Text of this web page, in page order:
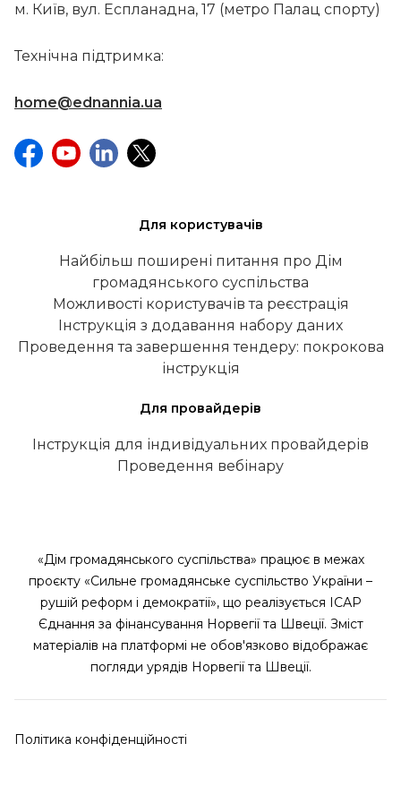
м. Київ, вул. Еспланадна, 17 (метро Палац спорту)
Технічна підтримка:
home@ednannia.ua
Для користувачів
Найбільш поширені питання про Дім
громадянського суспільства
Можливості користувачів та реєстрація
Інструкція з додавання набору даних
Проведення та завершення тендеру: покрокова
інструкція
Для провайдерів
Інструкція для індивідуальних провайдерів
Проведення вебінару
«Дім громадянського суспільства» працює в межах
проєкту «Сильне громадянське суспільство України –
рушій реформ і демократії», що реалізується ІСАР
Єднання за фінансування Норвегії та Швеції. Зміст
матеріалів на платформі не обов'язково відображає
погляди урядів Норвегії та Швеції.
Політика конфіденційності